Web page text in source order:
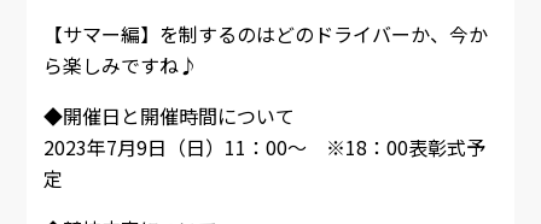
【サマー編】を制するのはどのドライバーか、今か
ら楽しみですね♪
◆開催日と開催時間について
2023年7月9日（日）11：00～ ※18：00表彰式予
定